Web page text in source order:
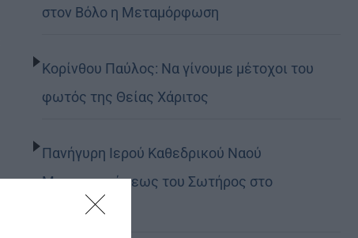
στον Βόλο η Μεταμόρφωση
Κορίνθου Παύλος: Να γίνουμε μέτοχοι του
φωτός της Θείας Χάριτος
Πανήγυρη Ιερού Καθεδρικού Ναού
Μεταμορφώσεως του Σωτήρος στο
Αρκαλοχώρι